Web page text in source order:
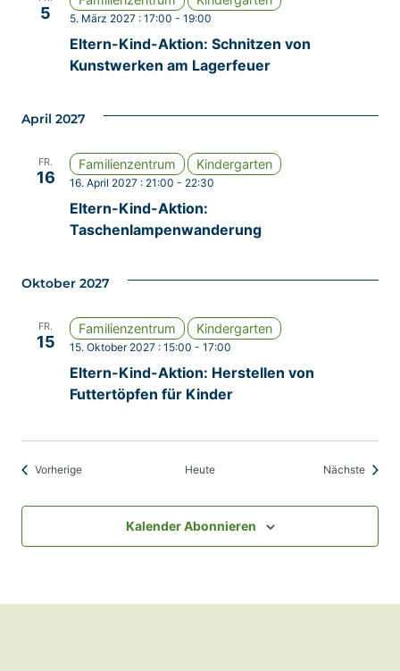
5
Eltern-Kind-Aktion: Schnitzen von
Kunstwerken am Lagerfeuer
5. März 2027 : 17:00 - 19:00
April 2027
FR.
16
Eltern-Kind-Aktion:
Taschenlampenwanderung
16. April 2027 : 21:00 - 22:30
Familienzentrum Kindergarten
Oktober 2027
FR.
15
Eltern-Kind-Aktion: Herstellen von
Futtertöpfen für Kinder
15. Oktober 2027 : 15:00 - 17:00
Familienzentrum Kindergarten
VorherigeVeranstaltungen Heute Nächste
Kalender Abonnieren